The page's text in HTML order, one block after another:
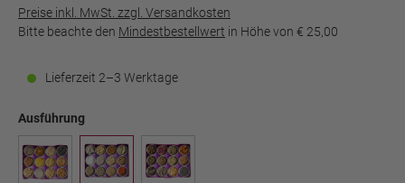
Preise inkl. MwSt. zzgl. Versandkosten
Bitte beachte den Mindestbestellwert in Höhe von € 25,00
Lieferzeit 2–3 Werktage
Ausführung